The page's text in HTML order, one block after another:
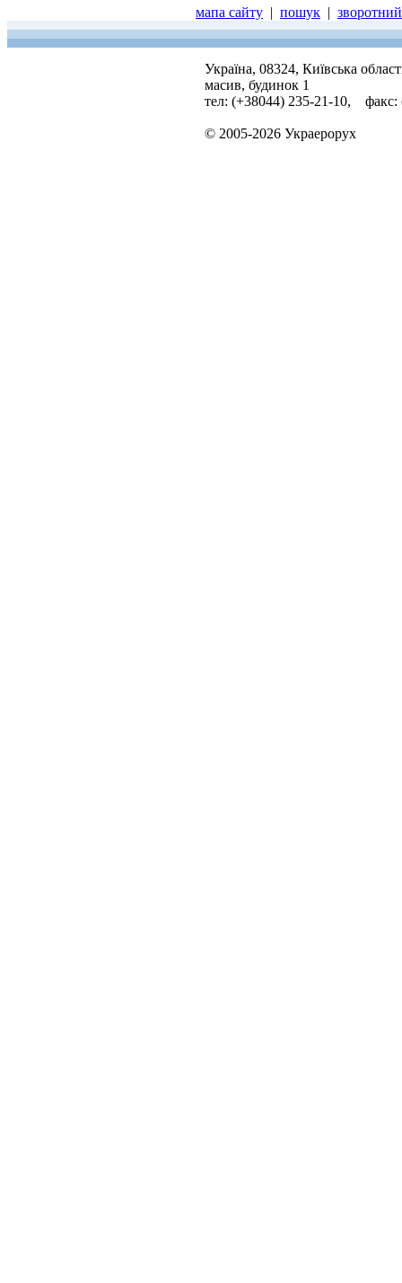
мапа сайту | пошук |
Україна, 08324, Київська
масив, будинок 1
тел: (+38044) 235-21-10, факс:
© 2005-2026 Украерорух